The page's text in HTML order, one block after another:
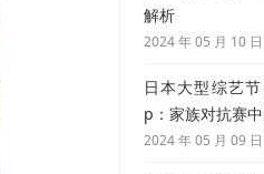
解析
2024 年 05 月 10 日
日本大型综艺
p：家族对抗赛
2024 年 05 月 09 日